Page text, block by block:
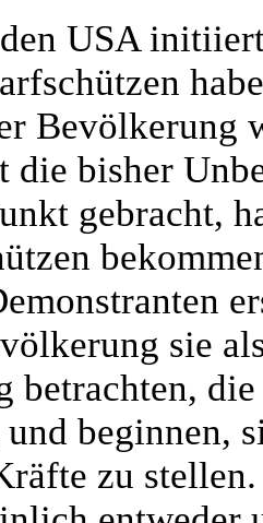
USA
Bevölkerung
die bisher
gebracht,
sie
betrachten,
und beginnen,
zu stellen.